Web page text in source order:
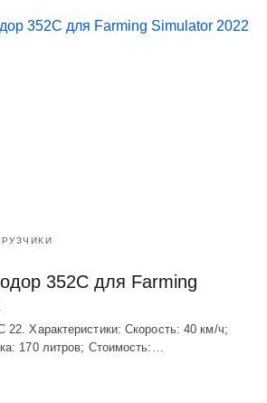
352С для Farming
Характеристики: Скорость: 40 км/ч;
170 литров; Стоимость:…